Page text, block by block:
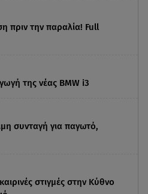
πριν την παραλία! Full
της νέας BMW i3
συνταγή για παγωτό,
στιγμές στην Κύθνο